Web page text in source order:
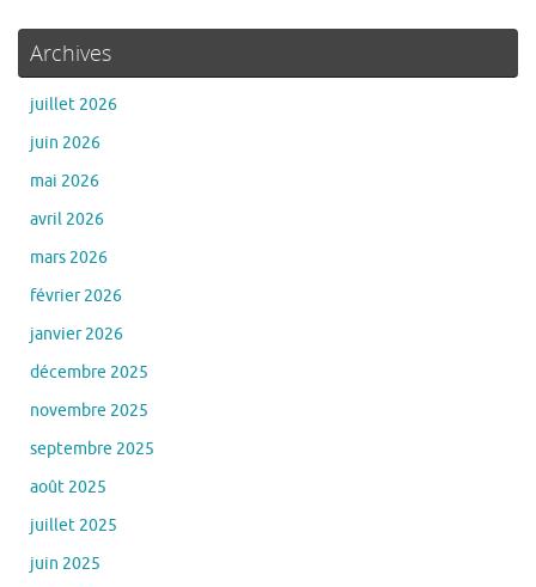
Archives
juillet 2026
juin 2026
mai 2026
avril 2026
mars 2026
février 2026
janvier 2026
décembre 2025
novembre 2025
septembre 2025
août 2025
juillet 2025
juin 2025